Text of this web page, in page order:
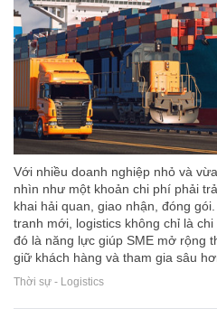
Với nhiều doanh nghiệp nhỏ và
nhìn như một khoản chi phí phải
khai hải quan, giao nhận, đóng
tranh mới, logistics không chỉ là
đó là năng lực giúp SME mở rộng
giữ khách hàng và tham gia sâu
Thời sự - Logistics